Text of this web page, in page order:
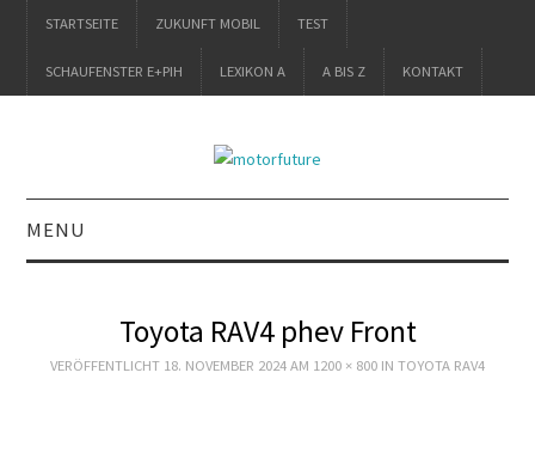
STARTSEITE ZUKUNFT MOBIL TEST
SCHAUFENSTER E+PIH LEXIKON A A BIS Z KONTAKT
MENU
ZUKUNFT MOBIL
Toyota RAV4 phev Front
VERÖFFENTLICHT 18. NOVEMBER 2024 AM 1200 × 800 IN TOYOTA RAV4